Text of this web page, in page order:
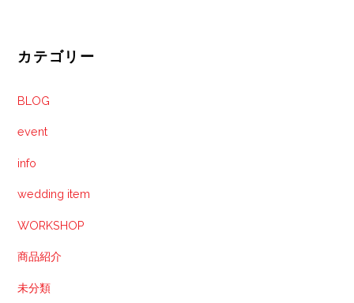
カテゴリー
BLOG
event
info
wedding item
WORKSHOP
商品紹介
未分類